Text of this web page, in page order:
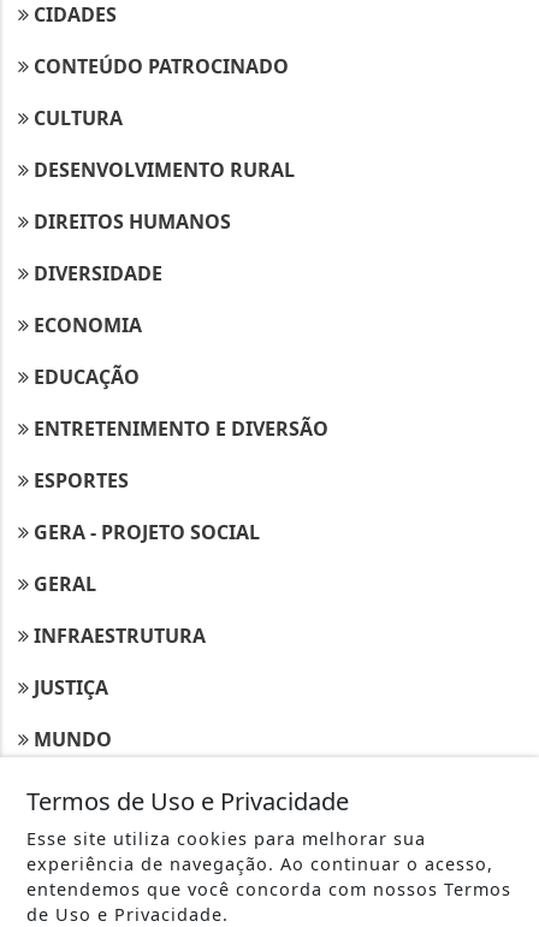
CIDADES
CONTEÚDO PATROCINADO
CULTURA
DESENVOLVIMENTO RURAL
DIREITOS HUMANOS
DIVERSIDADE
ECONOMIA
EDUCAÇÃO
ENTRETENIMENTO E DIVERSÃO
ESPORTES
GERA - PROJETO SOCIAL
GERAL
INFRAESTRUTURA
JUSTIÇA
MUNDO
MUNICIPIOS
MÚSICA
NORDESTE
Termos de Uso e Privacidade
Esse site utiliza cookies para melhorar sua
experiência de navegação. Ao continuar o acesso,
entendemos que você concorda com nossos Termos
de Uso e Privacidade.